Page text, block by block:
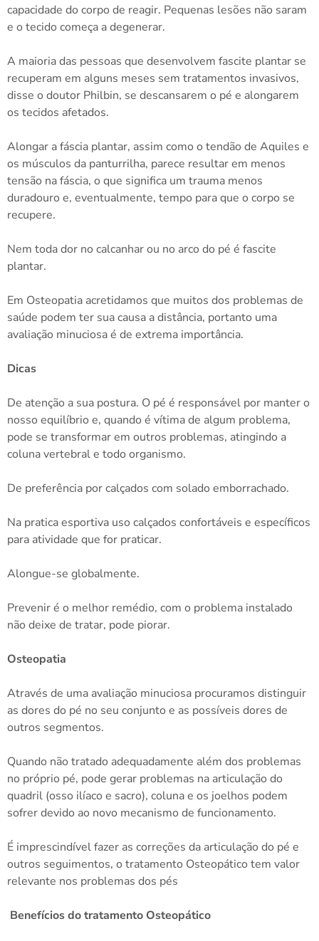
capacidade do corpo de reagir. Pequenas lesões não saram
e o tecido começa a degenerar.
A maioria das pessoas que desenvolvem fascite plantar se
recuperam em alguns meses sem tratamentos invasivos,
disse o doutor Philbin, se descansarem o pé e alongarem
os tecidos afetados.
Alongar a fáscia plantar, assim como o tendão de Aquiles e
os músculos da panturrilha, parece resultar em menos
tensão na fáscia, o que significa um trauma menos
duradouro e, eventualmente, tempo para que o corpo se
recupere.
Nem toda dor no calcanhar ou no arco do pé é fascite
plantar.
Em Osteopatia acretidamos que muitos dos problemas de
saúde podem ter sua causa a distância, portanto uma
avaliação minuciosa é de extrema importância.
Dicas
De atenção a sua postura. O pé é responsável por manter o
nosso equilíbrio e, quando é vítima de algum problema,
pode se transformar em outros problemas, atingindo a
coluna vertebral e todo organismo.
De preferência por calçados com solado emborrachado.
Na pratica esportiva uso calçados confortáveis e específicos
para atividade que for praticar.
Alongue-se globalmente.
Prevenir é o melhor remédio, com o problema instalado
não deixe de tratar, pode piorar.
Osteopatia
Através de uma avaliação minuciosa procuramos distinguir
as dores do pé no seu conjunto e as possíveis dores de
outros segmentos.
Quando não tratado adequadamente além dos problemas
no próprio pé, pode gerar problemas na articulação do
quadril (osso ilíaco e sacro), coluna e os joelhos podem
sofrer devido ao novo mecanismo de funcionamento.
É imprescindível fazer as correções da articulação do pé e
outros seguimentos, o tratamento Osteopático tem valor
relevante nos problemas dos pés
Benefícios do tratamento Osteopático